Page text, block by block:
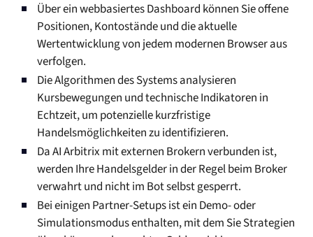
Über ein webbasiertes Dashboard können Sie offene
Positionen, Kontostände und die aktuelle
Wertentwicklung von jedem modernen Browser aus
verfolgen.
Die Algorithmen des Systems analysieren
Kursbewegungen und technische Indikatoren in
Echtzeit, um potenzielle kurzfristige
Handelsmöglichkeiten zu identifizieren.
Da AI Arbitrix mit externen Brokern verbunden ist,
werden Ihre Handelsgelder in der Regel beim Broker
verwahrt und nicht im Bot selbst gesperrt.
Bei einigen Partner-Setups ist ein Demo- oder
Simulationsmodus enthalten, mit dem Sie Strategien